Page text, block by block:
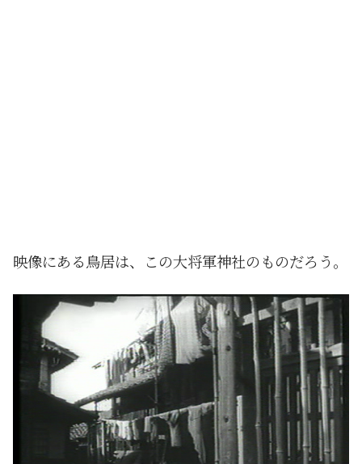
映像にある鳥居は、この大将軍神社のものだろう。